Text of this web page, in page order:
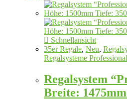
Schnellansicht
35er Regale, Neu,
Regalsysteme Professional
Regalsystem
Breite: